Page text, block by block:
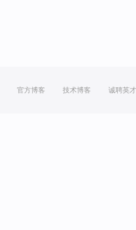
官方博客 技术博客 诚聘英才